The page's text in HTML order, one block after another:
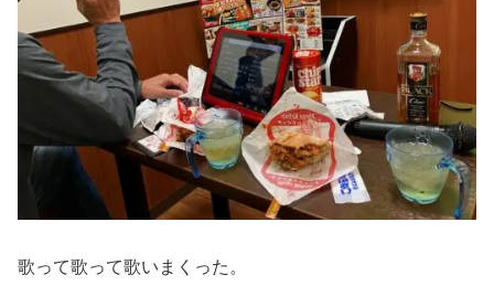
歌って歌って歌いまくった。